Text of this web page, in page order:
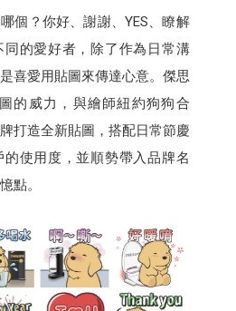
個？你好、謝謝、YES、瞭解
的愛好者，除了作為日常溝
喜愛用貼圖來傳達心意。傑思
的威力，與繪師紐約狗狗合
打造全新貼圖，搭配日常節慶
使用度，並順勢帶入品牌名
點。